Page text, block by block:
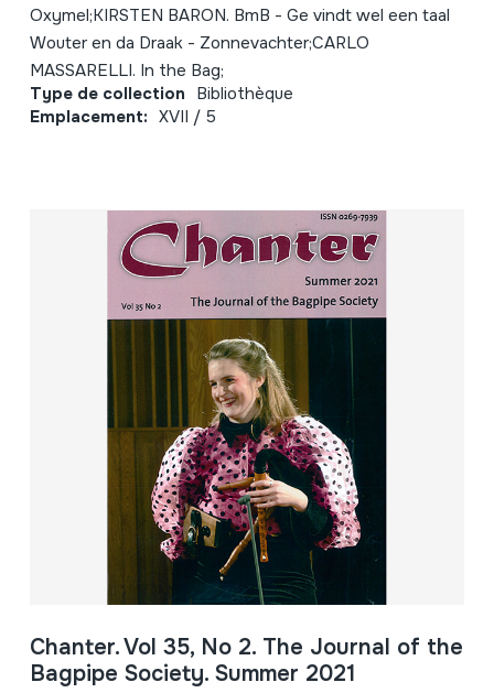
Oxymel;KIRSTEN BARON. BmB - Ge vindt wel een taal
Wouter en da Draak - Zonnevachter;CARLO
MASSARELLI. In the Bag;
Type de collection Bibliothèque
Emplacement: XVII / 5
Chanter. Vol 35, No 2. The Journal of the
Bagpipe Society. Summer 2021